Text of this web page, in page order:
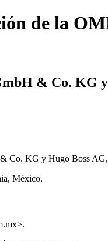
de la
& Co. KG
Co. KG y Hugo Boss
México.